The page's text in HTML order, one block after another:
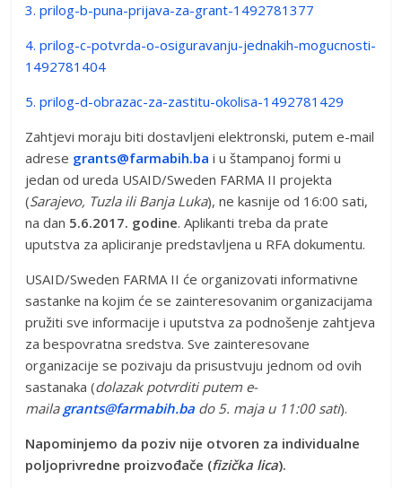
3. prilog-b-puna-prijava-za-grant-1492781377
4. prilog-c-potvrda-o-osiguravanju-jednakih-mogucnosti-
1492781404
5. prilog-d-obrazac-za-zastitu-okolisa-1492781429
Zahtjevi moraju biti dostavljeni elektronski, putem e-mail
adrese grants@farmabih.ba i u štampanoj formi u
jedan od ureda USAID/Sweden FARMA II projekta
(Sarajevo, Tuzla ili Banja Luka), ne kasnije od 16:00 sati,
na dan 5.6.2017. godine. Aplikanti treba da prate
uputstva za apliciranje predstavljena u RFA dokumentu.
USAID/Sweden FARMA II će organizovati informativne
sastanke na kojim će se zainteresovanim organizacijama
pružiti sve informacije i uputstva za podnošenje zahtjeva
za bespovratna sredstva. Sve zainteresovane
organizacije se pozivaju da prisustvuju jednom od ovih
sastanaka (dolazak potvrditi putem e-
maila grants@farmabih.ba do 5. maja u 11:00 sati).
Napominjemo da poziv nije otvoren za individualne
poljoprivredne proizvođače (fizička lica).